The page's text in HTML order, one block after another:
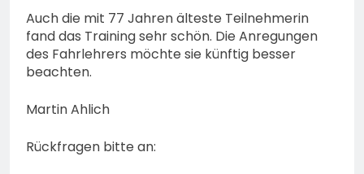
Auch die mit 77 Jahren älteste Teilnehmerin
fand das Training sehr schön. Die Anregungen
des Fahrlehrers möchte sie künftig besser
beachten.
Martin Ahlich
Rückfragen bitte an: